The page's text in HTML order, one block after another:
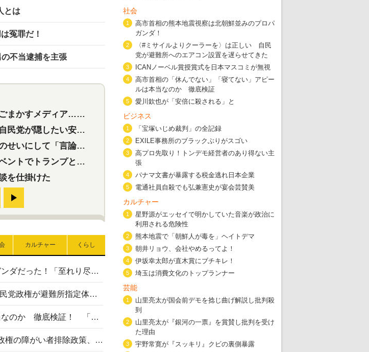
とは
冤罪だ！
不当逮捕を主張
放は有田芳生に発言自粛を要求
倍元首相と統一教会の深い関係
封殺」に利用する自民党応援団
説！同性婚や夫婦別姓を攻撃
を仕掛けた
特集2 東京五輪強行開催特別企画 大ウソだら
・ 大ウソだらけの東京五輪！ 安倍・菅・森はどんな嘘を
・ 五輪サッカー・久保建英が南アの陽性者に「僕らに損ではない
・ 五輪でIOCラウンジ以外にVIPルーム、広告代理店は物品購入
カルチャー くらし
高市首相の熊本地震避難所視察は北朝鮮並みのプロパガンダだった！「至れり尽くせり」の選ばれた避難所の一方で実態は…
〈#ミサイルよりクーラーを〉は正当な批判だ！ 歴代自民党政権が避難所指定体育館へのエアコン設置を遅らせてきた客観的事実
高市首相の「休んでない」「寝てない」アピールは本当なのか 徹底検証！ 「資料読み込み」「アイロンがけ」も矛盾だらけ…
相模原事件から10年──植松死刑囚の優生思想と、安倍政権の障がい者排除政策、右派勢力の差別主義との関係を改めて問う
社会
1
高市首相の熊本地震視察は北朝鮮並みのプロパ
ガンダ！
2
〈#ミサイルよりクーラーを〉は正しい 自民
党が避難所へのエアコン設置を遅らせてきた
3 ICANノーベル賞授賞式を日本マスコミが無視
4
高市首相の「休んでない」「寝てない」アピー
ルは本当なのか 徹底検証
5 愛川欽也が「安倍に殺される」と
ビジネス
1 「宝塚いじめ裁判」の全記録
2 EXILE事務所のブラックぶりがスゴい
3
高プロ先取り！トンデモ経営者のあり得ない主
張
4 パナマ文書が暴露する税金逃れ日本企業
5 電通社員自殺でも弘兼憲史が宴会芸賛美
カルチャー
1
星野源がエッセイで明かしていた音楽が政治に
利用される危険性
2 熊本地震で「朝鮮人が毒を」ヘイトデマ
3 朝井リョウ、会社やめるってよ！
4 伊坂幸太郎が直木賞にブチキレ！
5 埼玉は消費文化のトップランナー
芸能
1
山里亮太が国会前デモを捻じ曲げ解説し批判殺
到
2
山里亮太が『銀河の一票』を賞賛し批判を受け
た理由
3 宇野常寛が『スッキリ』クビの裏側暴露